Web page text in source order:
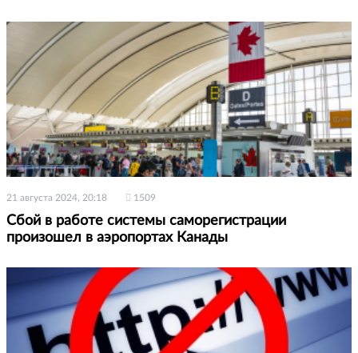
21 августа 2024, 20:18 1509
Сбой в работе системы саморегистрации
произошел в аэропортах Канады